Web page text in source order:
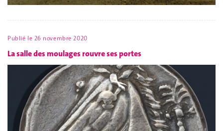
Publié le 26 novembre 2020
La salle des moulages rouvre ses portes